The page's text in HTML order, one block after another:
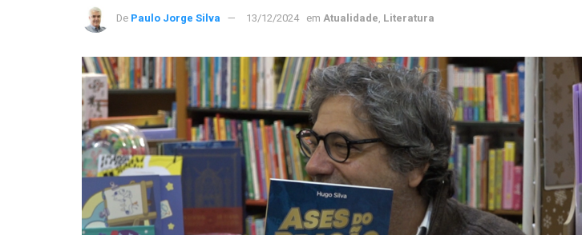
De Paulo Jorge Silva 13/12/2024 em Atualidade, Literatura